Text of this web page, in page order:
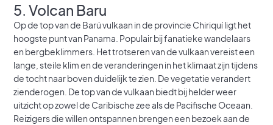
5. Volcan Baru
Op de top van de Barú vulkaan in de provincie Chiriquí ligt het
hoogste punt van Panama. Populair bij fanatieke wandelaars
en bergbeklimmers. Het trotseren van de vulkaan vereist een
lange, steile klim en de veranderingen in het klimaat zijn tijdens
de tocht naar boven duidelijk te zien. De vegetatie verandert
zienderogen. De top van de vulkaan biedt bij helder weer
uitzicht op zowel de Caribische zee als de Pacifische Oceaan.
Reizigers die willen ontspannen brengen een bezoek aan de